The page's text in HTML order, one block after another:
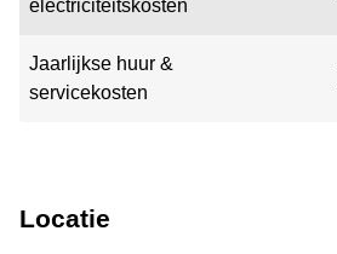
electriciteitskosten
Jaarlijkse huur &
servicekosten
Locatie